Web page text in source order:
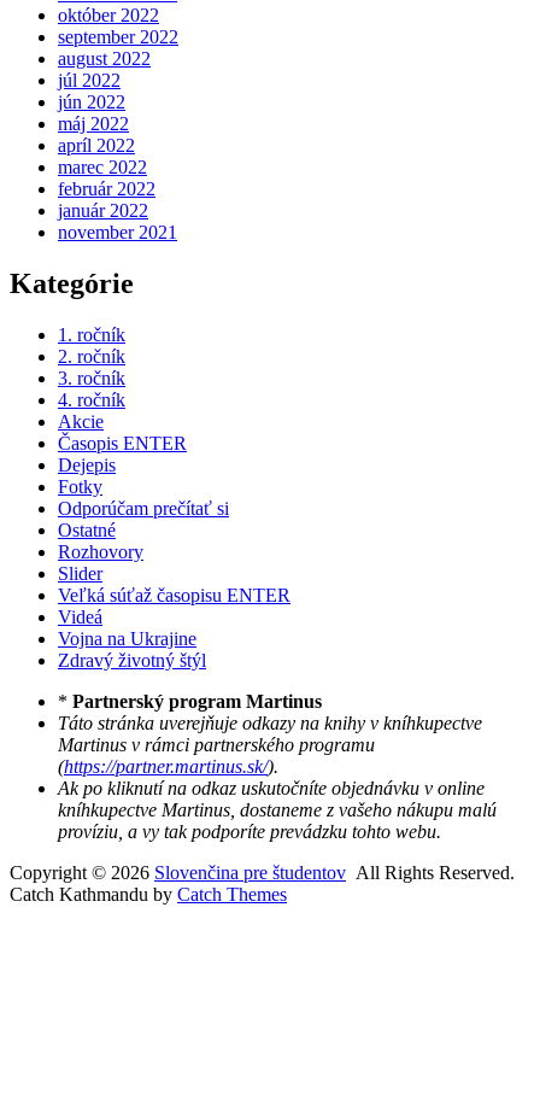
október 2022
september 2022
august 2022
júl 2022
jún 2022
máj 2022
apríl 2022
marec 2022
február 2022
január 2022
november 2021
Kategórie
1. ročník
2. ročník
3. ročník
4. ročník
Akcie
Časopis ENTER
Dejepis
Fotky
Odporúčam prečítať si
Ostatné
Rozhovory
Slider
Veľká súťaž časopisu ENTER
Videá
Vojna na Ukrajine
Zdravý životný štýl
* Partnerský program Martinus
Táto stránka uverejňuje odkazy na knihy v kníhkupectve
Martinus v rámci partnerského programu
(https://partner.martinus.sk/).
Ak po kliknutí na odkaz uskutočníte objednávku v online
kníhkupectve Martinus, dostaneme z vašeho nákupu malú
províziu, a vy tak podporíte prevádzku tohto webu.
Copyright © 2026 Slovenčina pre študentov All Rights Reserved.
Catch Kathmandu by Catch Themes